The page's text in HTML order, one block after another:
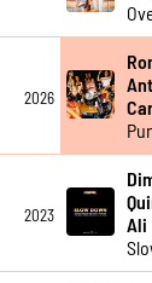
2026
2023
Ali